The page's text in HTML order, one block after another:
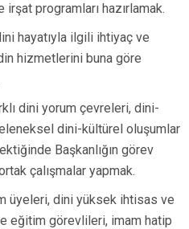
programları hazırlamak.
hayatıyla ilgili ihtiyaç ve
hizmetlerini buna göre
dini yorum çevreleri, dini-
dini-kültürel oluşumlar
Başkanlığın görev
çalışmalar yapmak.
üyeleri, dini yüksek ihtisas ve
eğitim görevlileri, imam hatip